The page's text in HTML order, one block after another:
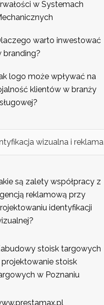
w Systemach
warto inwestować
branding?
logo może wpływać na
klientów w branży
wizualna i reklama
są zalety współpracy z
reklamową przy
identyfikacji
stoisk targowych
projektowanie stoisk
w Poznaniu